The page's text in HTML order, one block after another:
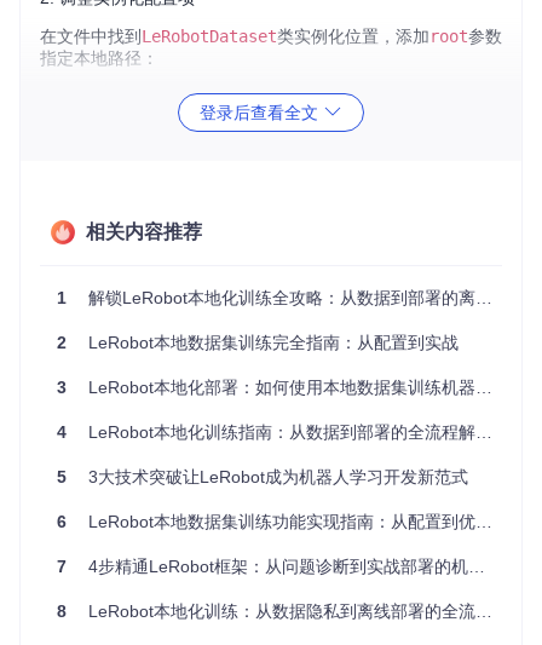
在文件中找到LeRobotDataset类实例化位置，添加root参数
指定本地路径：
dataset = LeRobotDataset(
    cfg.dataset.repo_id,
    image_transforms=image_transforms
为什么需要修改root参数？ LeRobot原设计通过repo_id从
先从本地文件系统加载数据，保持接口一致性的同时实现
按ALOHA格式组织本地数据集
登录后查看全文
相关内容推荐
1 解锁LeRobot本地化训练全攻略：从数据到部署的离线实践指南
2 LeRobot本地数据集训练完全指南：从配置到实战
3 LeRobot本地化部署：如何使用本地数据集训练机器人学习模型
4 LeRobot本地化训练指南：从数据到部署的全流程解决方案
5 3大技术突破让LeRobot成为机器人学习开发新范式
6 LeRobot本地数据集训练功能实现指南：从配置到优化的完整方案
7 4步精通LeRobot框架：从问题诊断到实战部署的机器人学习指南
8 LeRobot本地化训练：从数据隐私到离线部署的全流程解决方案